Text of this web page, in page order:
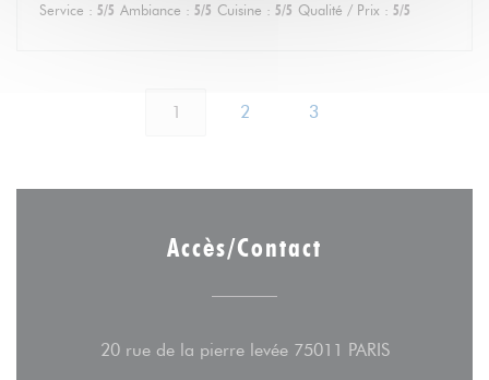
Service : 5/5 Ambiance : 5/5 Cuisine : 5/5 Qualité / Prix : 5/5
1 2 3
Accès/Contact
20 rue de la pierre levée 75011 PARIS((ouvre une